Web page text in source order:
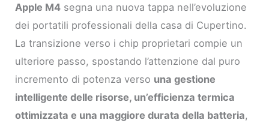
Apple M4 segna una nuova tappa nell’evoluzione
dei portatili professionali della casa di Cupertino.
La transizione verso i chip proprietari compie un
ulteriore passo, spostando l’attenzione dal puro
incremento di potenza verso una gestione
intelligente delle risorse, un’efficienza termica
ottimizzata e una maggiore durata della batteria,